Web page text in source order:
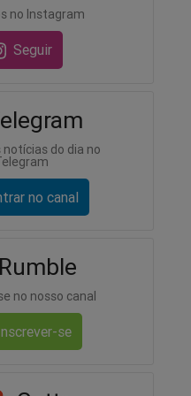
no Instagram
Seguir
notícias do dia no
no canal
Rumble
no nosso canal
se